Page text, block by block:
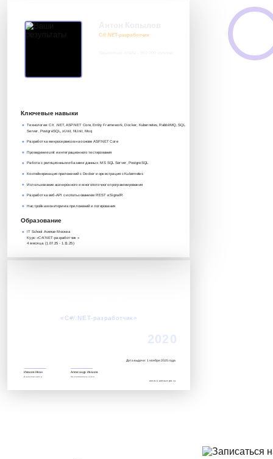
C#/.NET-разработчик
Ключевые навыки
Технологии: C#, .NET, ASP.NET Core, Entity Framework, Docker, Kubernetes, RabbitMQ, SQL
Server, PostgreSQL, xUnit, NUnit, Moq
Разработка микросервисов на основе ASP.NET Core
Проведение unit и интеграционного тестирования
Работа с реляционными базами данных: MS SQL Server, PostgreSQL
Контейнеризация приложений с Docker и оркестрация с Kubernetes
Использование асинхронного и многопоточного программирования
Разработка веб-API с использованием REST и SignalR
Настройка мониторинга приложений и логирования
Образование
IT School Avenue Москва
Курс «C#/.NET-разработчик »‎
4 месяца. (1.07.25 - 1.11.25)
«C#/.NET-разработчик»‎
2020
Дата выдачи: 1 ноября 2025 года
www.it.avenue-pro.ru
Иванов Иван
Директор школы
Александр Иванов
Преподаватель курса